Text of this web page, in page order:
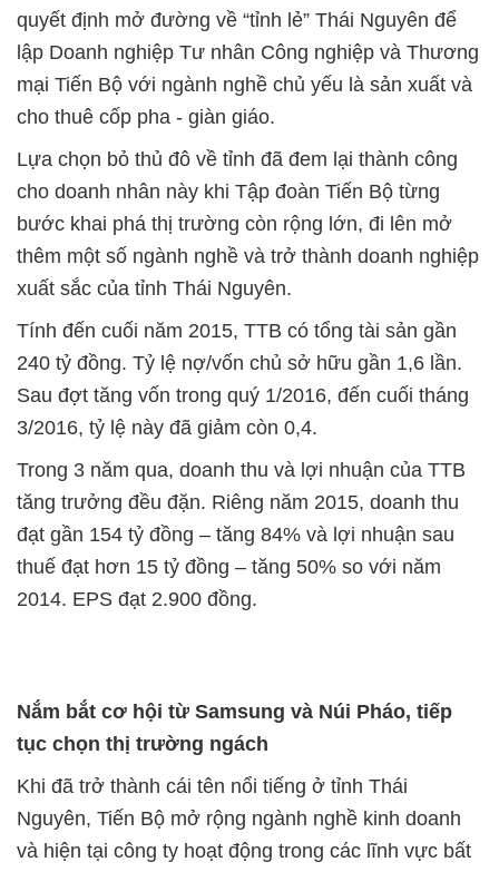
quyết định mở đường về “tỉnh lẻ” Thái Nguyên để
lập Doanh nghiệp Tư nhân Công nghiệp và Thương
mại Tiến Bộ với ngành nghề chủ yếu là sản xuất và
cho thuê cốp pha - giàn giáo.
Lựa chọn bỏ thủ đô về tỉnh đã đem lại thành công
cho doanh nhân này khi Tập đoàn Tiến Bộ từng
bước khai phá thị trường còn rộng lớn, đi lên mở
thêm một số ngành nghề và trở thành doanh nghiệp
xuất sắc của tỉnh Thái Nguyên.
Tính đến cuối năm 2015, TTB có tổng tài sản gần
240 tỷ đồng. Tỷ lệ nợ/vốn chủ sở hữu gần 1,6 lần.
Sau đợt tăng vốn trong quý 1/2016, đến cuối tháng
3/2016, tỷ lệ này đã giảm còn 0,4.
Trong 3 năm qua, doanh thu và lợi nhuận của TTB
tăng trưởng đều đặn. Riêng năm 2015, doanh thu
đạt gần 154 tỷ đồng – tăng 84% và lợi nhuận sau
thuế đạt hơn 15 tỷ đồng – tăng 50% so với năm
2014. EPS đạt 2.900 đồng.
Nắm bắt cơ hội từ Samsung và Núi Pháo, tiếp
tục chọn thị trường ngách
Khi đã trở thành cái tên nổi tiếng ở tỉnh Thái
Nguyên, Tiến Bộ mở rộng ngành nghề kinh doanh
và hiện tại công ty hoạt động trong các lĩnh vực bất